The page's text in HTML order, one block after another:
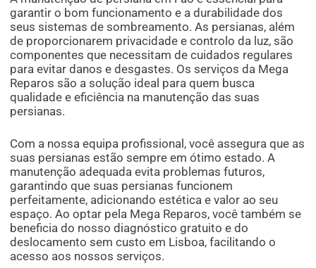
garantir o bom funcionamento e a durabilidade dos
seus sistemas de sombreamento. As persianas, além
de proporcionarem privacidade e controlo da luz, são
componentes que necessitam de cuidados regulares
para evitar danos e desgastes. Os serviços da Mega
Reparos são a solução ideal para quem busca
qualidade e eficiência na manutenção das suas
persianas.
Com a nossa equipa profissional, você assegura que as
suas persianas estão sempre em ótimo estado. A
manutenção adequada evita problemas futuros,
garantindo que suas persianas funcionem
perfeitamente, adicionando estética e valor ao seu
espaço. Ao optar pela Mega Reparos, você também se
beneficia do nosso diagnóstico gratuito e do
deslocamento sem custo em Lisboa, facilitando o
acesso aos nossos serviços.